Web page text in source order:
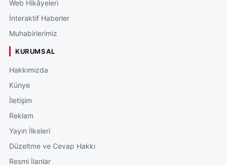
Web Hikâyeleri
İnteraktif Haberler
Muhabirlerimiz
KURUMSAL
Hakkımızda
Künye
İletişim
Reklam
Yayın İlkeleri
Düzeltme ve Cevap Hakkı
Resmi İlanlar